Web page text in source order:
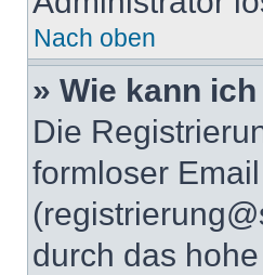
Nach oben
» Wie kann
Die
formloser
durch das